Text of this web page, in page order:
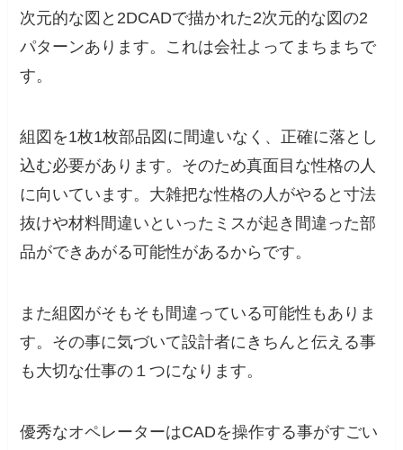
次元的な図と2DCADで描かれた2次元的な図の2
パターンあります。これは会社よってまちまちで
す。
組図を1枚1枚部品図に間違いなく、正確に落とし
込む必要があります。そのため真面目な性格の人
に向いています。大雑把な性格の人がやると寸法
抜けや材料間違いといったミスが起き間違った部
品ができあがる可能性があるからです。
また組図がそもそも間違っている可能性もありま
す。その事に気づいて設計者にきちんと伝える事
も大切な仕事の１つになります。
優秀なオペレーターはCADを操作する事がすごい